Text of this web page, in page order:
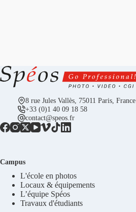
8 rue Jules Vallès, 75011 Paris, France
+33 (0)1 40 09 18 58
contact@speos.fr
Campus
L'école en photos
Locaux & équipements
L’équipe Spéos
Travaux d'étudiants